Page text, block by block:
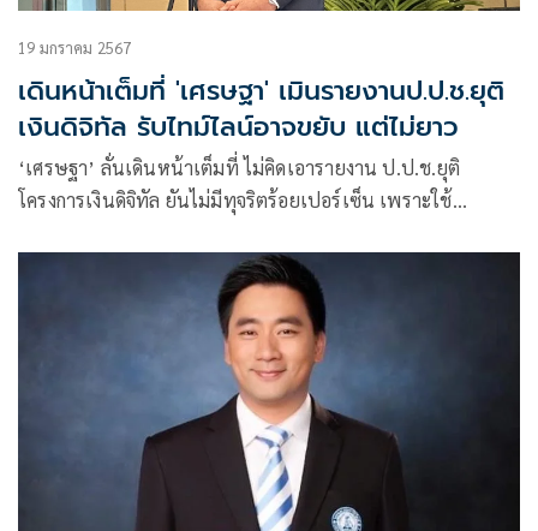
19 มกราคม 2567
เดินหน้าเต็มที่ 'เศรษฐา' เมินรายงานป.ป.ช.ยุติ
เงินดิจิทัล รับไทม์ไลน์อาจขยับ แต่ไม่ยาว
‘เศรษฐา’ ลั่นเดินหน้าเต็มที่ ไม่คิดเอารายงาน ป.ป.ช.ยุติ
โครงการเงินดิจิทัล ยันไม่มีทุจริตร้อยเปอร์เซ็น เพราะใช้
แต่ไม่ยาวไปถึงใช้งบปี 68 จ่อคุยพรรคร่วมหลังข้อมูลครบ